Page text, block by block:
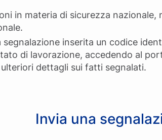
in materia di sicurezza
segnalazione inserita un codice
di lavorazione, accedendo al
dettagli sui fatti segnalati.
Invia una